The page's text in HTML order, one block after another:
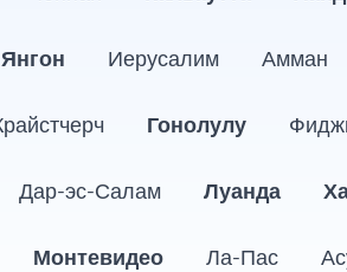
Янгон Иерусалим Амман
Гонолулу
Дар-эс-Салам Луанда
Монтевидео Ла-Пас